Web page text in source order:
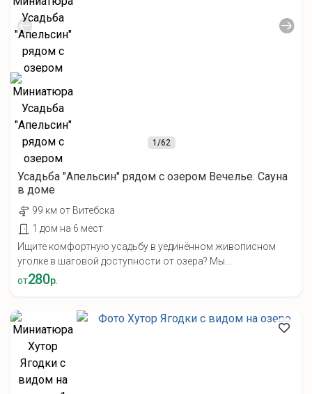
1/62
Усадьба "Апельсин" рядом с озером Вечелье. Сауна
в доме
99 км от Витебска
1 дом на 6 мест
Ищите комфортную усадьбу в уединённом живописном
уголке в шаговой доступности от озера? Мы...
от280р.